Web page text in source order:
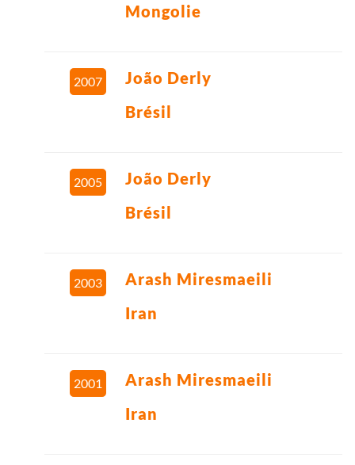
Mongolie
2007
João Derly
Brésil
2005
João Derly
Brésil
2003
Arash Miresmaeili
Iran
2001
Arash Miresmaeili
Iran